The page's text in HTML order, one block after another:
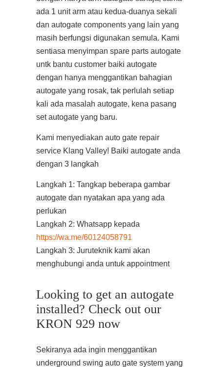
ada 1 unit arm atau kedua-duanya sekali
dan autogate components yang lain yang
masih berfungsi digunakan semula. Kami
sentiasa menyimpan spare parts autogate
untk bantu customer baiki autogate
dengan hanya menggantikan bahagian
autogate yang rosak, tak perlulah setiap
kali ada masalah autogate, kena pasang
set autogate yang baru.
Kami menyediakan auto gate repair
service Klang Valley! Baiki autogate anda
dengan 3 langkah
Langkah 1: Tangkap beberapa gambar
autogate dan nyatakan apa yang ada
perlukan
Langkah 2: Whatsapp kepada
https://wa.me/60124058791
Langkah 3: Juruteknik kami akan
menghubungi anda untuk appointment
Looking to get an autogate
installed? Check out our
KRON 929 now
Sekiranya ada ingin menggantikan
underground swing auto gate system yang